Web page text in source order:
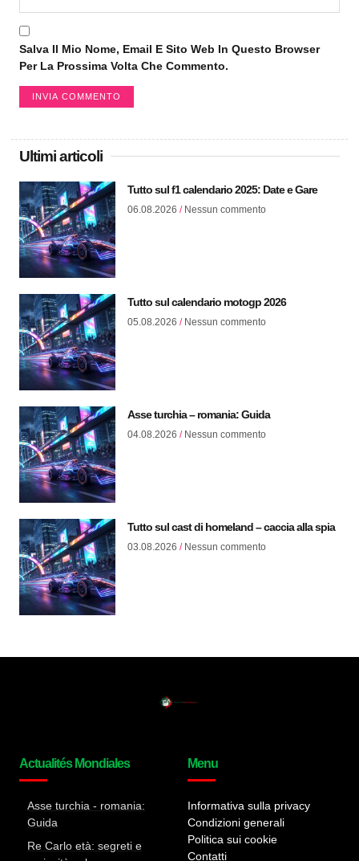
Salva Il Mio Nome, Email E Sito Web In Questo Browser
Per La Prossima Volta Che Commento.
Ultimi articoli
Tutto sul f1 calendario 2025: Date e Gare
06.08.2026 Nessun commento
Tutto sul calendario motogp 2026
05.08.2026 Nessun commento
Asse turchia – romania: Guida
04.08.2026 Nessun commento
Tutto sul cast di homeland – caccia alla spia
03.08.2026 Nessun commento
Actualités Mondiales
Asse turchia - romania:
Guida
Re Carlo età: segreti e
Menu
Informativa sulla privacy
Condizioni generali
Politica sui cookie
Contatti